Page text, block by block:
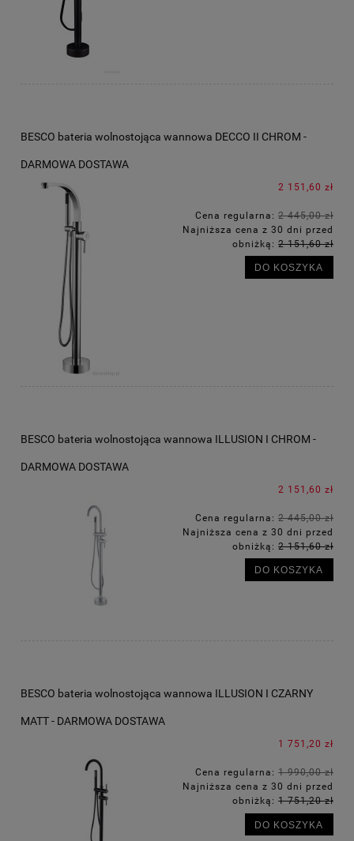
BESCO bateria wolnostojąca wannowa DECCO II CHROM -
DARMOWA DOSTAWA
2 151,60 zł
Cena regularna: 2 445,00 zł
Najniższa cena z 30 dni przed
obniżką: 2 151,60 zł
DO KOSZYKA
BESCO bateria wolnostojąca wannowa ILLUSION I CHROM -
DARMOWA DOSTAWA
2 151,60 zł
Cena regularna: 2 445,00 zł
Najniższa cena z 30 dni przed
obniżką: 2 151,60 zł
DO KOSZYKA
BESCO bateria wolnostojąca wannowa ILLUSION I CZARNY
MATT - DARMOWA DOSTAWA
1 751,20 zł
Cena regularna: 1 990,00 zł
Najniższa cena z 30 dni przed
obniżką: 1 751,20 zł
DO KOSZYKA